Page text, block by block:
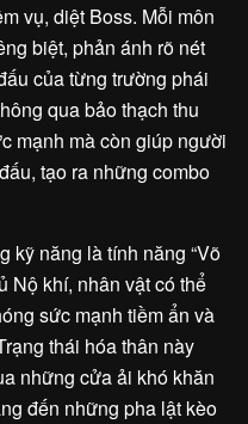
vụ, diệt Boss. Mỗi môn
biệt, phản ánh rõ nét
của từng trường phái
qua bảo thạch thu
mạnh mà còn giúp người
tạo ra những combo
kỹ năng là tính năng “Võ
Nộ khí, nhân vật có thể
sức mạnh tiềm ẩn và
thái hóa thân này
những cửa ải khó khăn
đến những pha lật kèo